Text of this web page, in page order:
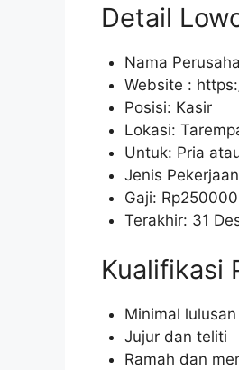
Detail
Nama
Website :
Posisi: Kasir
Lokasi:
Untuk: Pria
Jenis
Gaji: Rp
Terakhir: 31
Kualifikasi
Minimal
Jujur dan teliti
Ramah dan